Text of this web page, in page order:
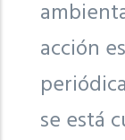
acción
se está